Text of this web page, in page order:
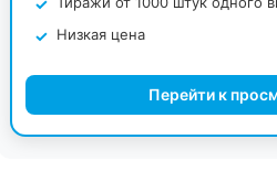
Низкая цена
Перейти к